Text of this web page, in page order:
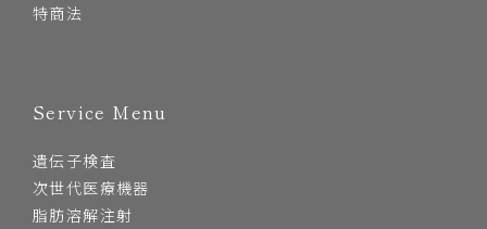
特商法
Service Menu
遺伝子検査
次世代医療機器
脂肪溶解注射